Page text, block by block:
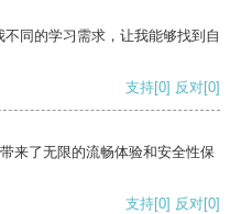
同的学习需求，让我能够找到自
支持[0] 反对[0]
来了无限的流畅体验和安全性保
支持[0] 反对[0]